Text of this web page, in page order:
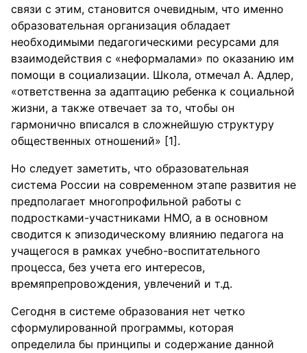
связи с этим, становится очевидным, что именно
образовательная организация обладает
необходимыми педагогическими ресурсами для
взаимодействия с «неформалами» по оказанию им
помощи в социализации. Школа, отмечал А. Адлер,
«ответственна за адаптацию ребенка к социальной
жизни, а также отвечает за то, чтобы он
гармонично вписался в сложнейшую структуру
общественных отношений» [1].
Но следует заметить, что образовательная
система России на современном этапе развития не
предполагает многопрофильной работы с
подростками-участниками НМО, а в основном
сводится к эпизодическому влиянию педагога на
учащегося в рамках учебно-воспитательного
процесса, без учета его интересов,
времяпрепровождения, увлечений и т.д.
Сегодня в системе образования нет четко
сформулированной программы, которая
определила бы принципы и содержание данной